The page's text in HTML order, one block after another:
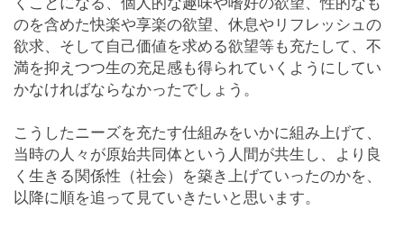
のを含めた快楽や享楽の欲望、休息やリフレッシュの
欲求、そして自己価値を求める欲望等も充たして、不
満を抑えつつ生の充足感も得られていくようにしてい
かなければならなかったでしょう。
こうしたニーズを充たす仕組みをいかに組み上げて、
当時の人々が原始共同体という人間が共生し、より良
く生きる関係性（社会）を築き上げていったのかを、
以降に順を追って見ていきたいと思います。